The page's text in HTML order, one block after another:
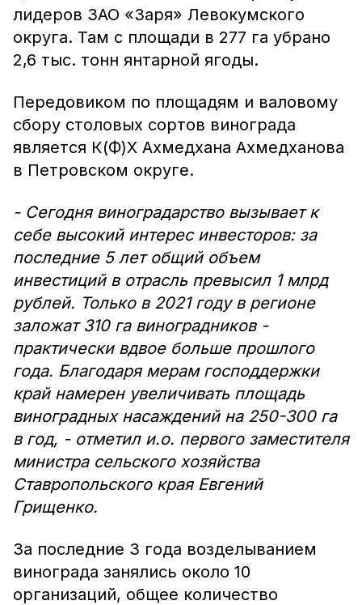
лидеров ЗАО «Заря» Левокумского
округа. Там с площади в 277 га убрано
2,6 тыс. тонн янтарной ягоды.
Передовиком по площадям и валовому
сбору столовых сортов винограда
является К(Ф)Х Ахмедхана Ахмедханова
в Петровском округе.
- Сегодня виноградарство вызывает к
себе высокий интерес инвесторов: за
последние 5 лет общий объем
инвестиций в отрасль превысил 1 млрд
рублей. Только в 2021 году в регионе
заложат 310 га виноградников -
практически вдвое больше прошлого
года. Благодаря мерам господдержки
край намерен увеличивать площадь
виноградных насаждений на 250-300 га
в год, - отметил и.о. первого заместителя
министра сельского хозяйства
Ставропольского края Евгений
Грищенко.
За последние 3 года возделыванием
винограда занялись около 10
организаций, общее количество